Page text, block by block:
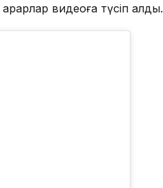
видеоға түсіп қалды.